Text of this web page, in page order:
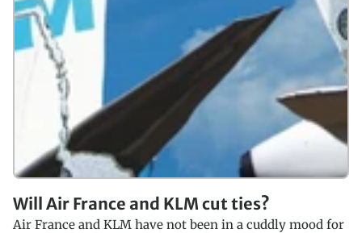
Will Air France and KLM cut ties?
Air France and KLM have not been in a cuddly mood for